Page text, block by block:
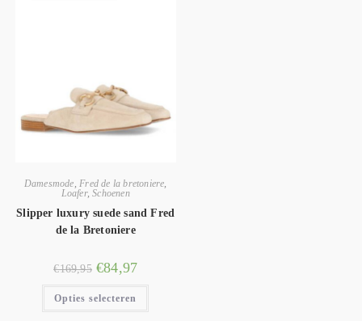
Damesmode Fred de la bretoniere
Loafer,Schoenen
Slipper luxury suede sand Fred
de la Bretoniere
€169,95 €84,97
Opties selecteren